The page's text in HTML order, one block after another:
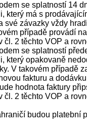
se splatností 14
který má s
své závazky vždy
případě provádí
čl. 2 těchto VOP a
se splatností
který opakovaně
V takovém případě
fakturu a
hodnota faktury
čl. 2 těchto VOP a
budou platební